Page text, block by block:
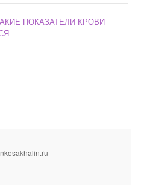
ПОКАЗАТЕЛИ КРОВИ